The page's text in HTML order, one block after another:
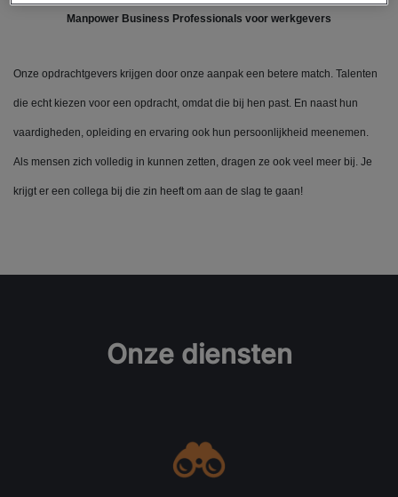
Manpower Business Professionals voor werkgevers
Onze opdrachtgevers krijgen door onze aanpak een betere match. Talenten
die echt kiezen voor een opdracht, omdat die bij hen past. En naast hun
vaardigheden, opleiding en ervaring ook hun persoonlijkheid meenemen.
Als mensen zich volledig in kunnen zetten, dragen ze ook veel meer bij. Je
krijgt er een collega bij die zin heeft om aan de slag te gaan!
Onze diensten